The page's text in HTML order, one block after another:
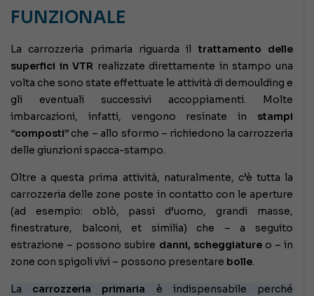
FUNZIONALE
La carrozzeria primaria riguarda il trattamento delle
superfici in VTR realizzate direttamente in stampo una
volta che sono state effettuate le attività di demoulding e
gli eventuali successivi accoppiamenti. Molte
imbarcazioni, infatti, vengono resinate in stampi
“composti” che – allo sformo – richiedono la carrozzeria
delle giunzioni spacca-stampo.
Oltre a questa prima attività, naturalmente, c’è tutta la
carrozzeria delle zone poste in contatto con le aperture
(ad esempio: oblò, passi d’uomo, grandi masse,
finestrature, balconi, et similia) che – a seguito
estrazione – possono subire danni, scheggiatureo – in
zone con spigoli vivi – possono presentare bolle.
La carrozzeria primaria è indispensabile perché